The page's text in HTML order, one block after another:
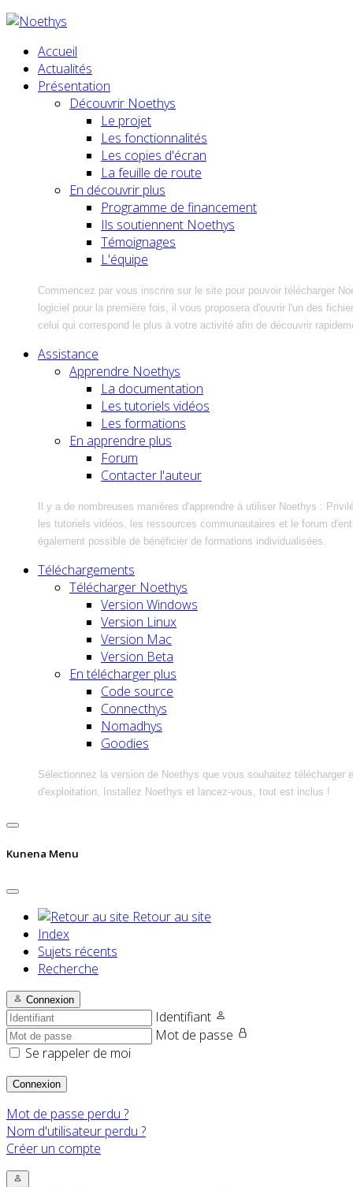
Accueil
Actualités
Présentation
Découvrir Noethys
Le projet
Les fonctionnalités
Les copies d'écran
La feuille de route
En découvrir plus
Programme de financement
Ils soutiennent Noethys
Témoignages
L'équipe
Commencez par vous inscrire sur le site pour pouvoir télécharger
logiciel pour la première fois, il vous proposera d'ouvrir l'un des
celui qui correspond le plus à votre activité afin de découvrir
Assistance
Apprendre Noethys
La documentation
Les tutoriels vidéos
Les formations
En apprendre plus
Forum
Contacter l'auteur
Il y a de nombreuses manières d'apprendre à utiliser Noethys :
les tutoriels vidéos, les ressources communautaires et le forum
également possible de bénéficier de formations individualisées.
Téléchargements
Télécharger Noethys
Version Windows
Version Linux
Version Mac
Version Beta
En télécharger plus
Code source
Connecthys
Nomadhys
Goodies
Sélectionnez la version de Noethys que vous souhaitez télécharger
d'exploitation. Installez Noethys et lancez-vous, tout est inclus !
Kunena Menu
Retour au site
Index
Sujets récents
Recherche
Connexion
Identifiant
Mot de passe
Se rappeler de moi
Connexion
Mot de passe perdu ?
Nom d'utilisateur perdu ?
Créer un compte